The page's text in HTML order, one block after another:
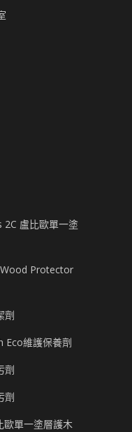
盧比歐單一塗
Protector
劑
維護保養劑
劑
劑
單一塗層護木